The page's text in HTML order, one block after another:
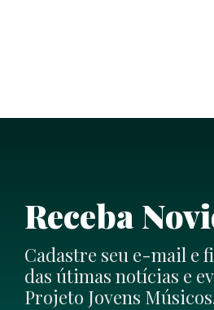
Receba
Cadastre seu e-mail e
das útimas notícias e
Projeto Jovens